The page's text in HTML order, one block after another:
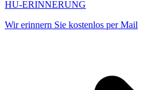
HU-ERINNERUNG
Wir erinnern Sie kostenlos per Mail